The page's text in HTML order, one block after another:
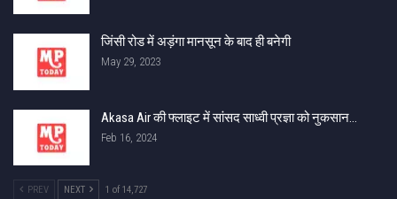
जिंसी रोड में अड़ंगा मानसून के बाद ही बनेगी
May 29, 2023
Akasa Air की फ्लाइट में सांसद साध्वी प्रज्ञा को नुकसान…
Feb 16, 2024
PREV NEXT 1 of 14,727